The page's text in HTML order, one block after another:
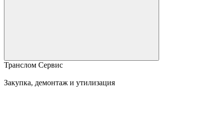
Транслом Сервис
Закупка, демонтаж и утилизация